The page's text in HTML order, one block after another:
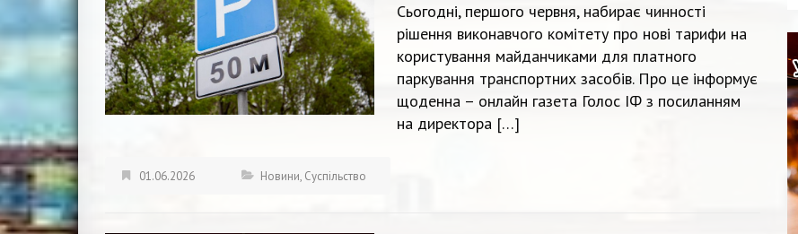
Сьогодні, першого червня, набирає чинності
рішення виконавчого комітету про нові тарифи на
користування майданчиками для платного
паркування транспортних засобів. Про це інформує
щоденна – онлайн газета Голос ІФ з посиланням
на директора […]
01.06.2026 Новини, Суспільство